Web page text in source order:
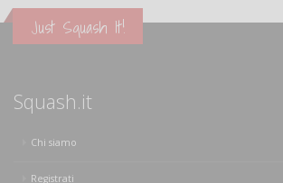
Just Squash It!
Squash.it
Chi siamo
Registrati